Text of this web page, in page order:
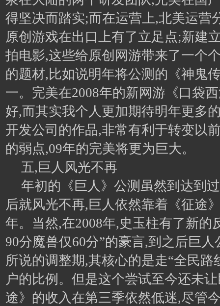
得坚决而踏实;而在运营上,北美运营
原创游戏在出口上有了立足点;新建
拍电影,这些给原创网游带来了一个
的题材,比如说明年将公测的《神鬼
一。完美在2008年的新网游《口袋
好,而其实我个人更加期待明年更多
开发公司的作品,非常有利于转变以
的弱点,09年的完美将更为巨大。
五,巨人风光不再
年初的《巨人》公测虽然到达到
后就风光不再,巨人依然靠着《征途
年。当然,在2008年,史玉柱有了新的
90分魔兽仅60分”的豪言,到之后巨
所说的调整期,其核心的是走“全民路
户的比例。但是这个尝试至今还未
途》的收入在第三季依然低迷,尽管